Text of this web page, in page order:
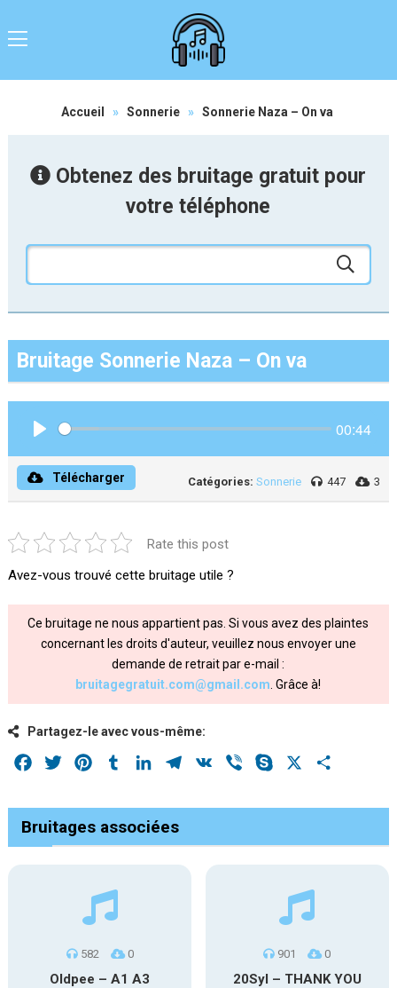
Accueil » Sonnerie » Sonnerie Naza – On va
Obtenez des bruitage gratuit pour
votre téléphone
Bruitage Sonnerie Naza – On va
00:44
Télécharger Catégories: Sonnerie 447 3
Rate this post
Avez-vous trouvé cette bruitage utile ?
Ce bruitage ne nous appartient pas. Si vous avez des plaintes
concernant les droits d'auteur, veuillez nous envoyer une
demande de retrait par e-mail :
bruitagegratuit.com@gmail.com . Grâce à!
Partagez-le avec vous-même:
Facebook
Twitter PinterestTumblrLinkedInTelegram
VK Viber Skype
Bruitages associées
582 0
Oldpee – A1 A3
901 0
20Syl – THANK YOU